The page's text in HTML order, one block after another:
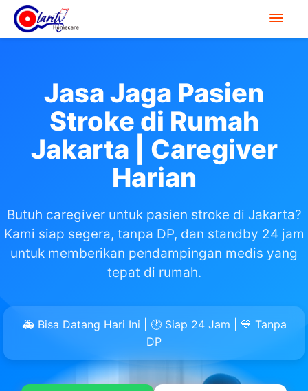
Jasa Jaga Pasien
Stroke di Rumah
Jakarta | Caregiver
Harian
Butuh caregiver untuk pasien stroke di Jakarta?
Kami siap segera, tanpa DP, dan standby 24 jam
untuk memberikan pendampingan medis yang
tepat di rumah.
🚑 Bisa Datang Hari Ini | 🕐 Siap 24 Jam | 💙 Tanpa
DP